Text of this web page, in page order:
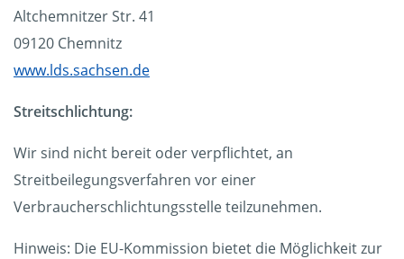
Altchemnitzer Str. 41
09120 Chemnitz
www.lds.sachsen.de
Streitschlichtung:
Wir sind nicht bereit oder verpflichtet, an
Streitbeilegungsverfahren vor einer
Verbraucherschlichtungsstelle teilzunehmen.
Hinweis: Die EU-Kommission bietet die Möglichkeit zur